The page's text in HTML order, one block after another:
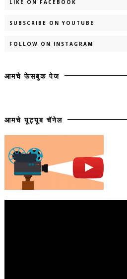
LIKE ON FACEBOOK
SUBSCRIBE ON YOUTUBE
FOLLOW ON INSTAGRAM
आमचे फेसबुक पेज
आमचे यूट्यूब चॅनेल